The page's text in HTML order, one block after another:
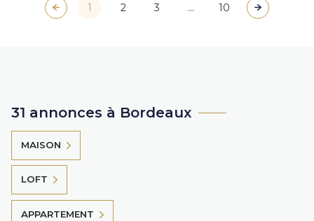
1 2 3 ... 10
31 annonces à Bordeaux
MAISON
LOFT
APPARTEMENT